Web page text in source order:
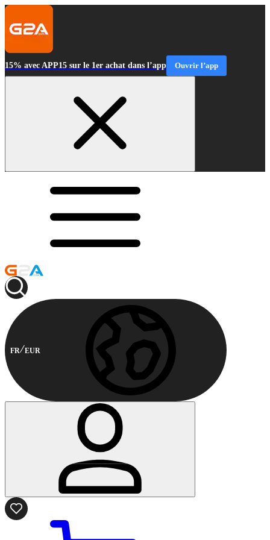
15% avec APP15 sur le 1er achat dans l’app Ouvrir l’app
FR EUR